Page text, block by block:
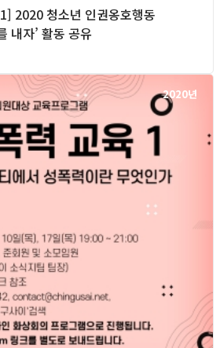
2020 청소년 인권옹호행동
내자’ 활동 공유
2020년